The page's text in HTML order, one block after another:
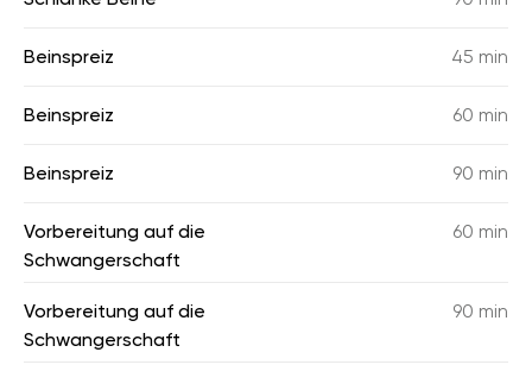
Beinspreiz 45 min
Beinspreiz 60 min
Beinspreiz 90 min
Vorbereitung auf die
Schwangerschaft
60 min
Vorbereitung auf die
Schwangerschaft
90 min